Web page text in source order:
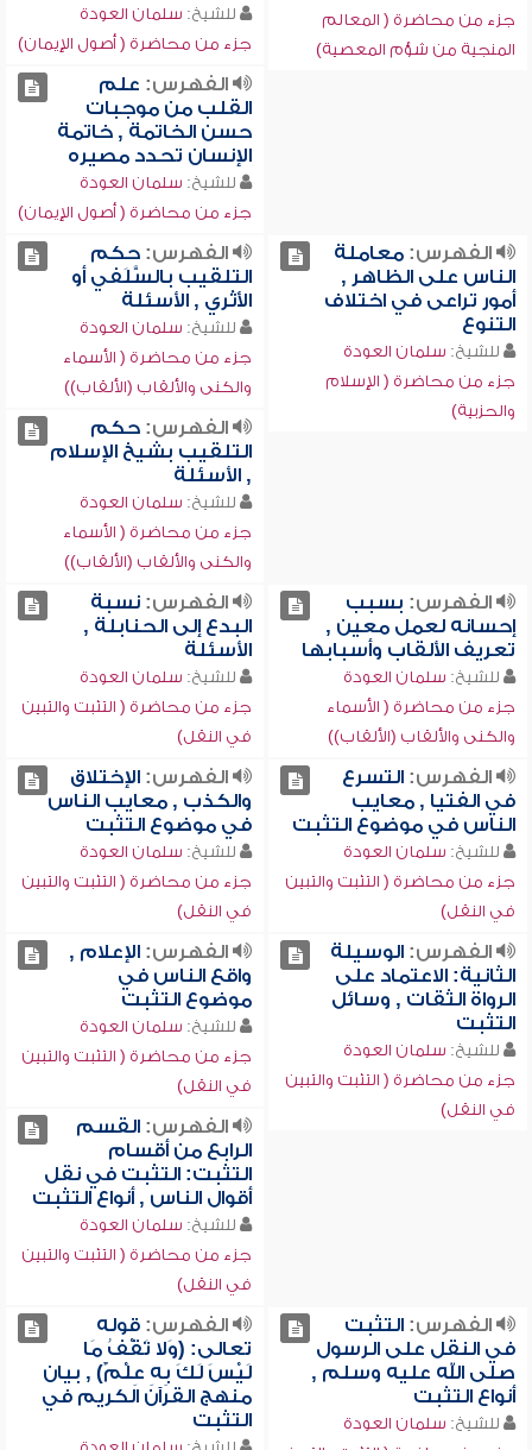
جزء من محاضرة ( المعالم
المنجية من شؤم المعصية)
للشيخ: سلمان العودة
جزء من محاضرة ( أصول الإيمان)
الفهرس: علم
القلب من موجبات
حسن الخاتمة , خاتمة
الإنسان تحدد مصيره
للشيخ: سلمان العودة
جزء من محاضرة ( أصول الإيمان)
الفهرس:معاملة
الناس على الظاهر ,
أمور تراعى في اختلاف
التنوع
للشيخ: سلمان العودة
جزء من محاضرة ( الإسلام
والحزبية)
الفهرس:حكم
التلقيب بالسَّلَفي أو
الأَثَري , الأسئلة
للشيخ: سلمان العودة
جزء من محاضرة ( الأسماء
والكنى والألقاب (الألقاب))
الفهرس:حكم
التلقيب بشيخ الإسلام
, الأسئلة
للشيخ: سلمان العودة
جزء من محاضرة ( الأسماء
والكنى والألقاب (الألقاب))
الفهرس: بسبب
إحسانه لعمل معين ,
تعريف الألقاب وأسبابها
للشيخ: سلمان العودة
جزء من محاضرة ( الأسماء
والكنى والألقاب (الألقاب))
الفهرس:نسبة
البدع إلى الحنابلة ,
الأسئلة
للشيخ: سلمان العودة
جزء من محاضرة ( التثبت والتبين
في النقل)
الفهرس:التسرع
في الفتيا , معايب
الناس في موضوع التثبت
للشيخ: سلمان العودة
جزء من محاضرة ( التثبت والتبين
في النقل)
الفهرس:الإختلاق
والكذب , معايب الناس
في موضوع التثبت
للشيخ: سلمان العودة
جزء من محاضرة ( التثبت والتبين
في النقل)
الفهرس:الوسيلة
الثانية: الاعتماد على
الرواة الثقات , وسائل
التثبت
للشيخ: سلمان العودة
جزء من محاضرة ( التثبت والتبين
في النقل)
الفهرس:الإعلام ,
واقع الناس في
موضوع التثبت
للشيخ: سلمان العودة
جزء من محاضرة ( التثبت والتبين
في النقل)
الفهرس:القسم
الرابع من أقسام
التثبت: التثبت في نقل
أقوال الناس , أنواع التثبت
للشيخ: سلمان العودة
جزء من محاضرة ( التثبت والتبين
في النقل)
الفهرس:التثبت
في النقل على الرسول
صلى الله عليه وسلم ,
أنواع التثبت
للشيخ: سلمان العودة
الفهرس:قوله
تعالى: (وَلا تَقْفُ مَا
لَيْسَ لَكَ بِهِ عِلْمٌ) , بيان
منهج القرآن الكريم في
التثبت